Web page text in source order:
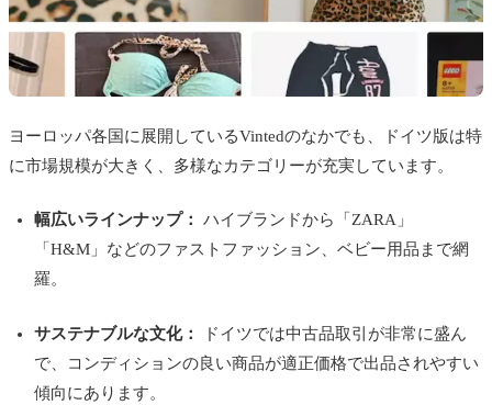
ヨーロッパ各国に展開しているVintedのなかでも、ドイツ版は特
に市場規模が大きく、多様なカテゴリーが充実しています。
幅広いラインナップ：
ハイブランドから「ZARA」
「H&M」などのファストファッション、ベビー用品まで網
羅。
サステナブルな文化：
ドイツでは中古品取引が非常に盛ん
で、コンディションの良い商品が適正価格で出品されやすい
傾向にあります。